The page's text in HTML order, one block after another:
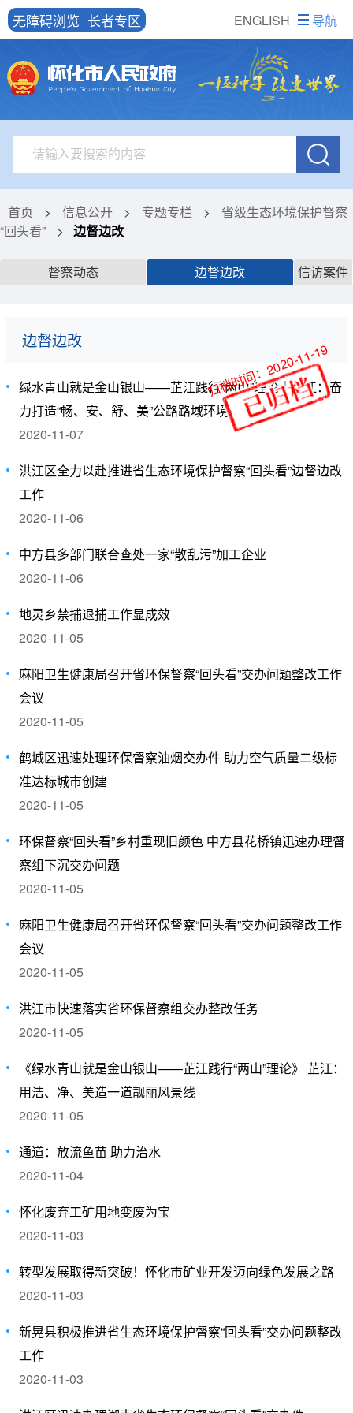
ENGLISH
无障碍浏览 长者专区 导航
首页 > 信息公开 > 专题专栏 >
省级生态环境保护督察
“回头看”
> 边督边改
督察动态 边督边改 信访案件
边督边改
绿水青山就是金山银山——芷江践行“两山”理论｜芷江：奋
力打造“畅、安、舒、美”公路路域环境
2020-11-07
洪江区全力以赴推进省生态环境保护督察“回头看”边督边改
工作
2020-11-06
中方县多部门联合查处一家“散乱污”加工企业
2020-11-06
地灵乡禁捕退捕工作显成效
2020-11-05
麻阳卫生健康局召开省环保督察“回头看”交办问题整改工作
会议
2020-11-05
鹤城区迅速处理环保督察油烟交办件 助力空气质量二级标
准达标城市创建
2020-11-05
环保督察“回头看”乡村重现旧颜色 中方县花桥镇迅速办理督
察组下沉交办问题
2020-11-05
麻阳卫生健康局召开省环保督察“回头看”交办问题整改工作
会议
2020-11-05
洪江市快速落实省环保督察组交办整改任务
2020-11-05
《绿水青山就是金山银山——芷江践行“两山”理论》 芷江：
用洁、净、美造一道靓丽风景线
2020-11-05
通道：放流鱼苗 助力治水
2020-11-04
怀化废弃工矿用地变废为宝
2020-11-03
转型发展取得新突破！怀化市矿业开发迈向绿色发展之路
2020-11-03
新晃县积极推进省生态环境保护督察“回头看”交办问题整改
工作
2020-11-03
归档时间：2020-11-19